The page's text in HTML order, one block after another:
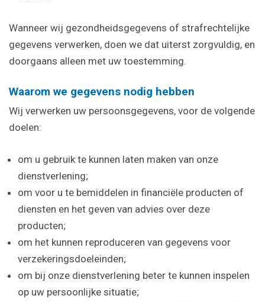
Wanneer wij gezondheidsgegevens of strafrechtelijke
gegevens verwerken, doen we dat uiterst zorgvuldig, en
doorgaans alleen met uw toestemming.
Waarom we gegevens nodig hebben
Wij verwerken uw persoonsgegevens, voor de volgende
doelen:
om u gebruik te kunnen laten maken van onze
dienstverlening;
om voor u te bemiddelen in financiële producten of
diensten en het geven van advies over deze
producten;
om het kunnen reproduceren van gegevens voor
verzekeringsdoeleinden;
om bij onze dienstverlening beter te kunnen inspelen
op uw persoonlijke situatie;